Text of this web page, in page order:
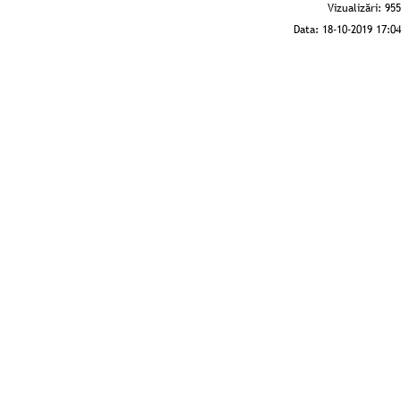
Vizualizări: 955
Data: 18-10-2019 17:04